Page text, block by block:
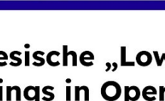
mit dem chinesischen
und
Innovationen und